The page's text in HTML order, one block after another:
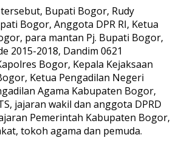
Bupati Bogor, Rudy
Bogor, Anggota DPR RI, Ketua
para mantan Pj. Bupati Bogor,
2015-2018, Dandim 0621
Bogor, Kepala Kejaksaan
Ketua Pengadilan Negeri
Agama Kabupaten Bogor,
jajaran wakil dan anggota DPRD
Pemerintah Kabupaten Bogor,
tokoh agama dan pemuda.